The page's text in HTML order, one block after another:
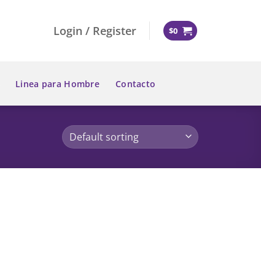
Login / Register $0
Linea para Hombre Contacto